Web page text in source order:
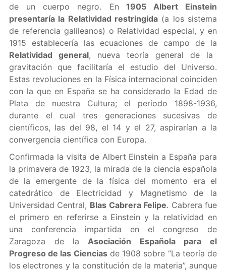
de un cuerpo negro. En 1905 Albert Einstein
presentaría la Relatividad restringida (a los sistema
de referencia galileanos) o Relatividad especial, y en
1915 establecería las ecuaciones de campo de la
Relatividad general, nueva teoría general de la
gravitación que facilitaría el estudio del Universo.
Estas revoluciones en la Física internacional coinciden
con la que en España se ha considerado la Edad de
Plata de nuestra Cultura; el período 1898-1936,
durante el cual tres generaciones sucesivas de
científicos, las del 98, el 14 y el 27, aspirarían a la
convergencia científica con Europa.
Confirmada la visita de Albert Einstein a España para
la primavera de 1923, la mirada de la ciencia española
de la emergente de la física del momento era el
catedrático de Electricidad y Magnetismo de la
Universidad Central, Blas Cabrera Felipe. Cabrera fue
el primero en referirse a Einstein y la relatividad en
una conferencia impartida en el congreso de
Zaragoza de la Asociación Española para el
Progreso de las Cienciasde 1908 sobre “La teoría de
los electrones y la constitución de la materia”, aunque